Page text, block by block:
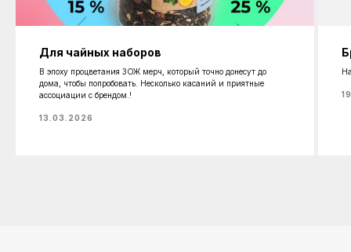
Для чайных наборов
В эпоху процветания ЗОЖ мерч, который точно донесут до
дома, чтобы попробовать. Несколько касаний и приятные
ассоциации с брендом.!
13.03.2026